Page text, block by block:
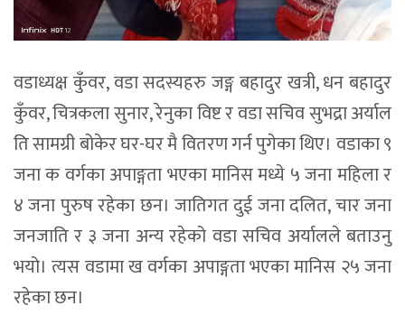
वडाध्यक्ष कुँवर, वडा सदस्यहरु जङ्ग बहादुर खत्री, धन बहादुर
कुँवर, चित्रकला सुनार, रेनुका विष्ट र वडा सचिव सुभद्रा अर्याल
ति सामग्री बोकेर घर-घर मै वितरण गर्न पुगेका थिए। वडाका ९
जना क वर्गका अपाङ्गता भएका मानिस मध्ये ५ जना महिला र
४ जना पुरुष रहेका छन। जातिगत दुई जना दलित, चार जना
जनजाति र ३ जना अन्य रहेको वडा सचिव अर्यालले बताउनु
भयो। त्यस वडामा ख वर्गका अपाङ्गता भएका मानिस २५ जना
रहेका छन।